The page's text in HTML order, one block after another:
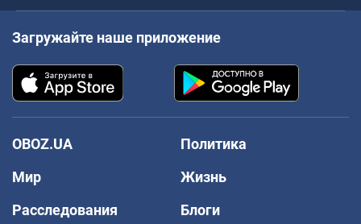
Загружайте наше приложение
OBOZ.UA
Политика
Мир
Жизнь
Расследования
Блоги